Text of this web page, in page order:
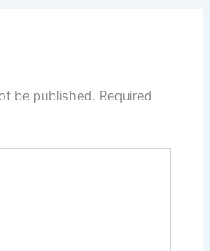
be published. Required